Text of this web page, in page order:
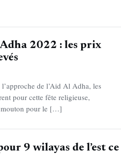
2022 : les prix
de l’Aid Al Adha, les
pour cette fête religieuse,
mouton pour le […]
9 wilayas de l’est ce